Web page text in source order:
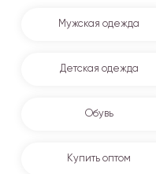
Мужская одежда
Детская одежда
Обувь
Купить оптом